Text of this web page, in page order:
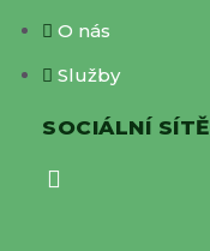
O nás
Služby
SOCIÁLNÍ SÍTĚ